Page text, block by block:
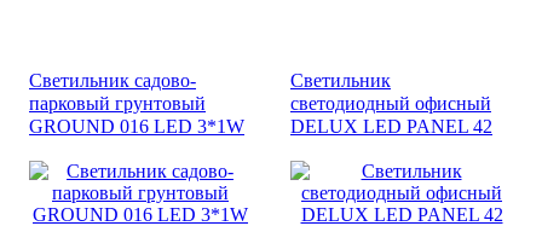
Светильник садово-
парковый грунтовый
GROUND 016 LED 3*1W
Светильник
светодиодный офисный
DELUX LED PANEL 42